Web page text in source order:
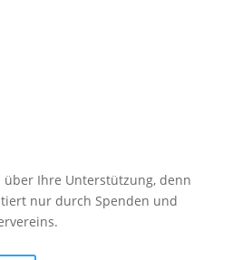
Ihre Unterstützung, denn
nur durch Spenden und